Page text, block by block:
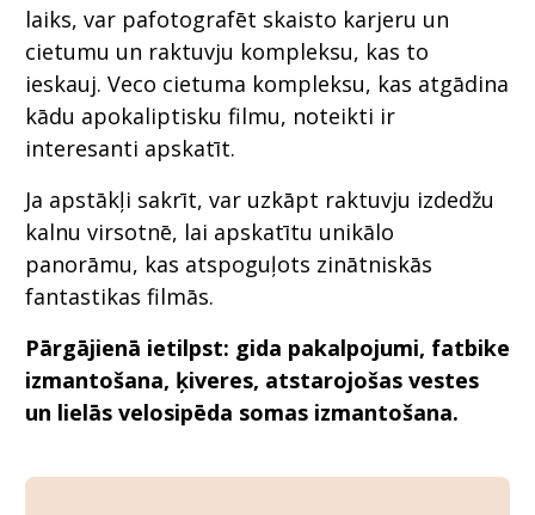
laiks, var pafotografēt skaisto karjeru un
cietumu un raktuvju kompleksu, kas to
ieskauj. Veco cietuma kompleksu, kas atgādina
kādu apokaliptisku filmu, noteikti ir
interesanti apskatīt.
Ja apstākļi sakrīt, var uzkāpt raktuvju izdedžu
kalnu virsotnē, lai apskatītu unikālo
panorāmu, kas atspoguļots zinātniskās
fantastikas filmās.
Pārgājienā ietilpst: gida pakalpojumi, fatbike
izmantošana, ķiveres, atstarojošas vestes
un lielās velosipēda somas izmantošana.